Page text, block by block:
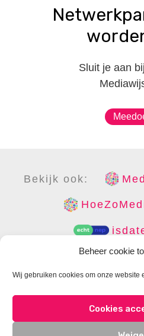
Beheer cookie
Wij gebruiken cookies om onze website
Cookies
Sluit je aan
Bekijk ook:
DISCLAIMER
CONTACT